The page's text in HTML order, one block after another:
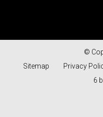
©
Sitemap
Privacy
6